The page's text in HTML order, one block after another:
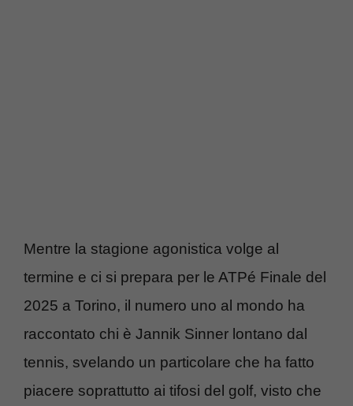
Mentre la stagione agonistica volge al
termine e ci si prepara per le ATPé Finale del
2025 a Torino, il numero uno al mondo ha
raccontato chi è Jannik Sinner lontano dal
tennis, svelando un particolare che ha fatto
piacere soprattutto ai tifosi del golf, visto che